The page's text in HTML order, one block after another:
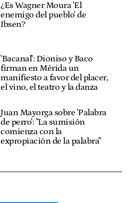
¿Es Wagner Moura 'El
enemigo del pueblo' de
Ibsen?
'Bacanal': Dioniso y Baco
firman en Mérida un
manifiesto a favor del placer,
el vino, el teatro y la danza
Juan Mayorga sobre 'Palabra
de perro': "La sumisión
comienza con la
expropiación de la palabra"